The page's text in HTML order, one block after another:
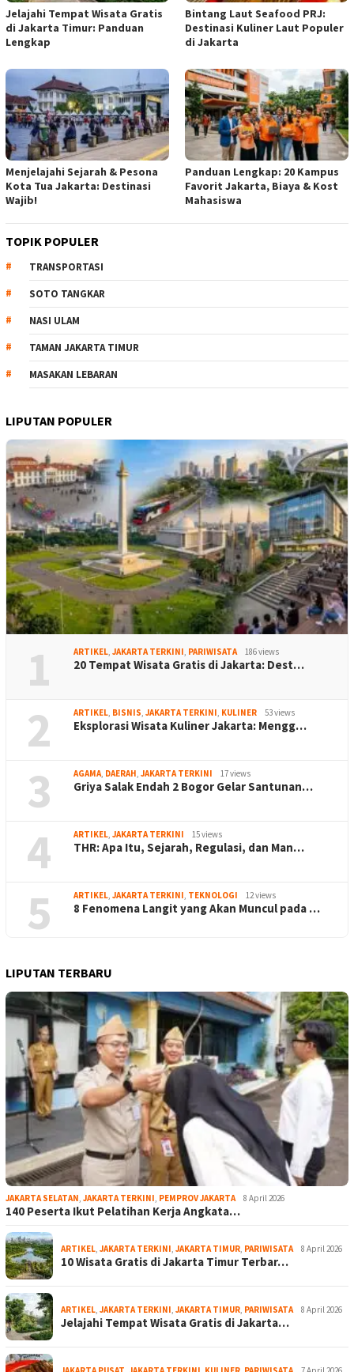
Jelajahi Tempat Wisata Gratis
di Jakarta Timur: Panduan
Lengkap
Bintang Laut Seafood PRJ:
Destinasi Kuliner Laut Populer
di Jakarta
Menjelajahi Sejarah & Pesona
Kota Tua Jakarta: Destinasi
Wajib!
Panduan Lengkap: 20 Kampus
Favorit Jakarta, Biaya & Kost
Mahasiswa
TOPIK POPULER
TRANSPORTASI
SOTO TANGKAR
NASI ULAM
TAMAN JAKARTA TIMUR
MASAKAN LEBARAN
LIPUTAN POPULER
1 ARTIKEL, JAKARTA TERKINI, PARIWISATA 186 views
20 Tempat Wisata Gratis di Jakarta: Dest…
2 ARTIKEL, BISNIS, JAKARTA TERKINI, KULINER 53 views
Eksplorasi Wisata Kuliner Jakarta: Mengg…
3 AGAMA, DAERAH, JAKARTA TERKINI 17 views
Griya Salak Endah 2 Bogor Gelar Santunan…
4 ARTIKEL, JAKARTA TERKINI 15 views
THR: Apa Itu, Sejarah, Regulasi, dan Man…
5 ARTIKEL, JAKARTA TERKINI, TEKNOLOGI 12 views
8 Fenomena Langit yang Akan Muncul pada …
LIPUTAN TERBARU
JAKARTA SELATAN, JAKARTA TERKINI, PEMPROV JAKARTA 8 April 2026
140 Peserta Ikut Pelatihan Kerja Angkata…
ARTIKEL, JAKARTA TERKINI, JAKARTA TIMUR, PARIWISATA 8 April 2026
10 Wisata Gratis di Jakarta Timur Terbar…
ARTIKEL, JAKARTA TERKINI, JAKARTA TIMUR, PARIWISATA 8 April 2026
Jelajahi Tempat Wisata Gratis di Jakarta…